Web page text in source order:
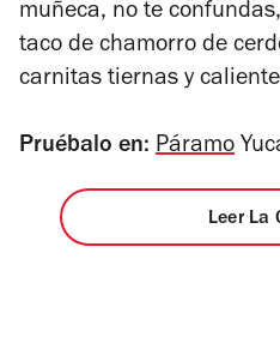
muñeca, no te
taco de chamorro de
carnitas tiernas y
Pruébalo en: Páramo
Leer La